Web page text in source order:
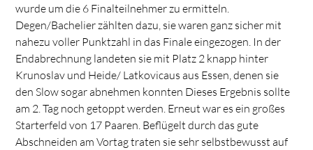
wurde um die 6 Finalteilnehmer zu ermitteln.
Degen/Bachelier zählten dazu, sie waren ganz sicher mit
nahezu voller Punktzahl in das Finale eingezogen. In der
Endabrechnung landeten sie mit Platz 2 knapp hinter
Krunoslav und Heide/ Latkovicaus aus Essen, denen sie
den Slow sogar abnehmen konnten Dieses Ergebnis sollte
am 2. Tag noch getoppt werden. Erneut war es ein großes
Starterfeld von 17 Paaren. Beflügelt durch das gute
Abschneiden am Vortag traten sie sehr selbstbewusst auf